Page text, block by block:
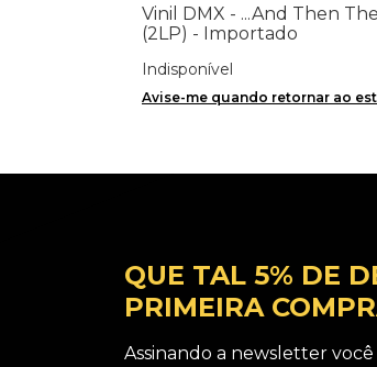
Vinil DMX - ...And Then
(2LP) - Importado
Indisponível
Avise-me quando retornar ao
QUE TAL 5% DE
PRIMEIRA
Assinando a newsletter